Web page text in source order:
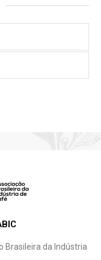
Brasileira da Indústria